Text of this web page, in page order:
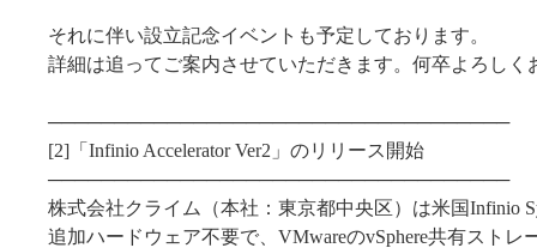
それに伴い設立記念イベントも予定しております。
詳細は追ってご案内させていただきます。何卒よろしく
───────────────────────────────────
[2]「Infinio Accelerator Ver2」のリリース開始
───────────────────────────────────
株式会社クライム（本社：東京都中央区）は米国Infinio
追加ハードウェア不要で、VMwareのvSphere共有ストレ